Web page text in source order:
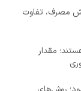
مصرف، تفاوت
مقدار